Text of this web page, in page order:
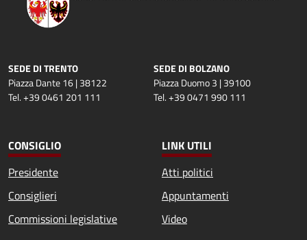
SEDE DI TRENTO
Piazza Dante 16 | 38122
Tel. +39 0461 201 111
SEDE DI BOLZANO
Piazza Duomo 3 | 39100
Tel. +39 0471 990 111
CONSIGLIO
Presidente
Consiglieri
Commissioni legislative
LINK UTILI
Atti politici
Appuntamenti
Video